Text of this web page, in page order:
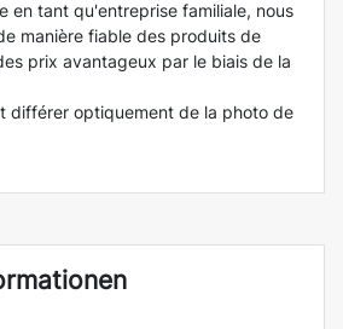
en tant qu'entreprise familiale, nous
manière fiable des produits de
prix avantageux par le biais de la
différer optiquement de la photo de